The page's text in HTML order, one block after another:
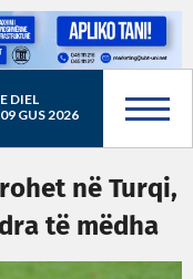
E DIEL
09 GUS 2026
në Turqi,
të mëdha